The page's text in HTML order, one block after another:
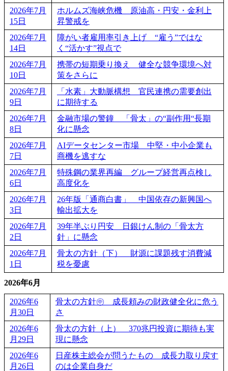
2026年7月
15日
ホルムズ海峡危機 原油高・円安・金利上
昇警戒を
2026年7月
14日
障がい者雇用率引き上げ “雇う”ではな
く“活かす”視点で
2026年7月
10日
携帯の短期乗り換え 健全な競争環境へ対
策をさらに
2026年7月
9日
「水素」大動脈構想 官民連携の需要創出
に期待する
2026年7月
8日
金融市場の警鐘 「骨太」の“副作用“長期
化に懸念
2026年7月
7日
AIデータセンター市場 中堅・中小企業も
商機を逃すな
2026年7月
6日
特殊鋼の業界再編 グループ経営再点検し
高度化を
2026年7月
3日
26年版「通商白書」 中国依存の新興国へ
輸出拡大を
2026年7月
2日
39年半ぶり円安 日銀けん制の「骨太方
針」に懸念
2026年7月
1日
骨太の方針（下） 財源に課題残す消費減
税を憂慮
2026年6月
2026年6
月30日
骨太の方針㊥ 成長頼みの財政健全化に危う
さ
2026年6
月29日
骨太の方針（上） 370兆円投資に期待も実
現に懸念
2026年6
月26日
日産株主総会が問うたもの 成長力取り戻す
のは企業自身だ